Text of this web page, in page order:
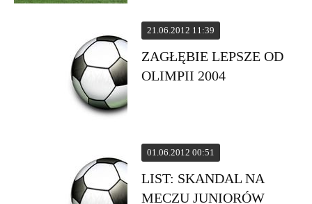
21.06.2012 11:39
ZAGŁĘBIE LEPSZE OD
OLIMPII 2004
01.06.2012 00:51
LIST: SKANDAL NA
MECZU JUNIORÓW